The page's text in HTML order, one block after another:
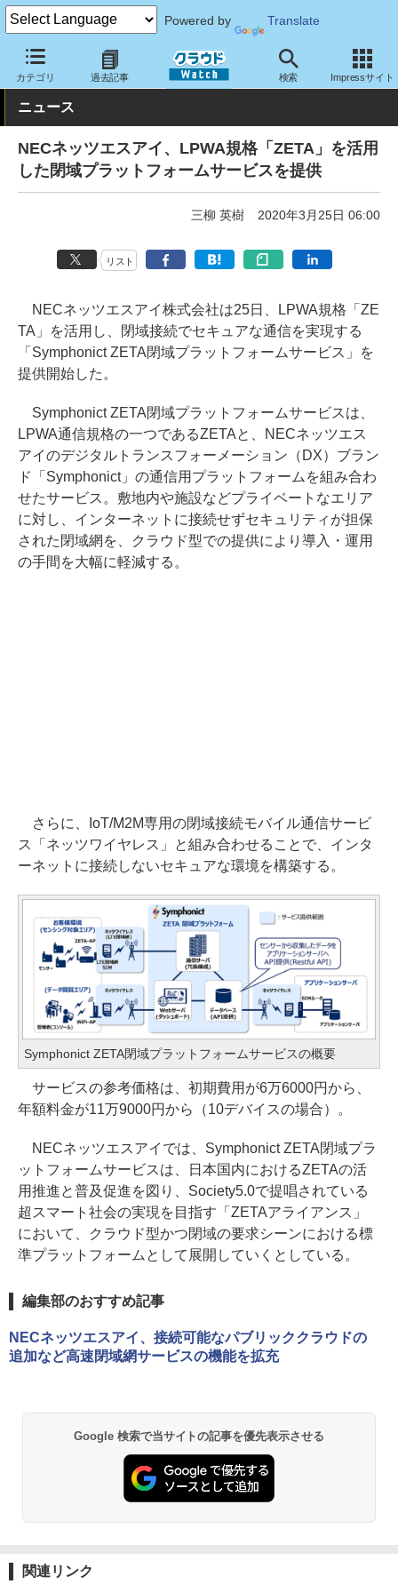
Powered by Translate
カテゴリ 過去記事 検索 Impressサイト
クラウド Watch ネットワーク 通信インフラ
ニュース
NECネッツエスアイ、LPWA規格「ZETA」を活用
した閉域プラットフォームサービスを提供
三柳 英樹 2020年3月25日 06:00
リスト
NECネッツエスアイ株式会社は25日、LPWA規格「ZE
TA」を活用し、閉域接続でセキュアな通信を実現する
「Symphonict ZETA閉域プラットフォームサービス」を
提供開始した。
Symphonict ZETA閉域プラットフォームサービスは、
LPWA通信規格の一つであるZETAと、NECネッツエス
アイのデジタルトランスフォーメーション（DX）ブラン
ド「Symphonict」の通信用プラットフォームを組み合わ
せたサービス。敷地内や施設などプライベートなエリア
に対し、インターネットに接続せずセキュリティが担保
された閉域網を、クラウド型での提供により導入・運用
の手間を大幅に軽減する。
さらに、IoT/M2M専用の閉域接続モバイル通信サービ
ス「ネッツワイヤレス」と組み合わせることで、インタ
ーネットに接続しないセキュアな環境を構築する。
Symphonict ZETA閉域プラットフォームサービスの概要
サービスの参考価格は、初期費用が6万6000円から、
年額料金が11万9000円から（10デバイスの場合）。
NECネッツエスアイでは、Symphonict ZETA閉域プラ
ットフォームサービスは、日本国内におけるZETAの活
用推進と普及促進を図り、Society5.0で提唱されている
超スマート社会の実現を目指す「ZETAアライアンス」
において、クラウド型かつ閉域の要求シーンにおける標
準プラットフォームとして展開していくとしている。
編集部のおすすめ記事
NECネッツエスアイ、接続可能なパブリッククラウドの
追加など高速閉域網サービスの機能を拡充
Google 検索で当サイトの記事を優先表示させる
関連リンク